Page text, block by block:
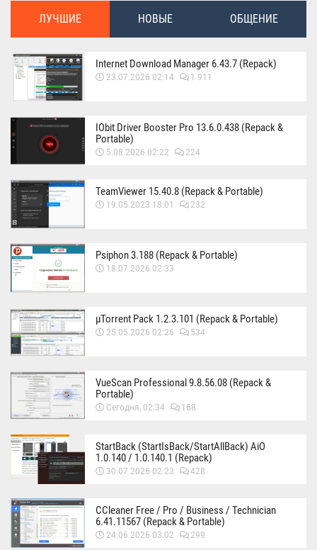
ЛУЧШИЕ НОВЫЕ ОБЩЕНИЕ
Internet Download Manager 6.43.7 (Repack)
23.07.2026 02:14 1 911
IObit Driver Booster Pro 13.6.0.438 (Repack &
Portable)
5.08.2026 02:22 224
TeamViewer 15.40.8 (Repack & Portable)
19.05.2023 18:01 232
Psiphon 3.188 (Repack & Portable)
18.07.2026 02:33
µTorrent Pack 1.2.3.101 (Repack & Portable)
25.05.2026 02:26 534
VueScan Professional 9.8.56.08 (Repack &
Portable)
Сегодня, 02:34 168
StartBack (StartIsBack/StartAllBack) AiO
1.0.140 / 1.0.140.1 (Repack)
30.07.2026 02:23 428
CCleaner Free / Pro / Business / Technician
6.41.11567 (Repack & Portable)
24.06.2026 03:02 299